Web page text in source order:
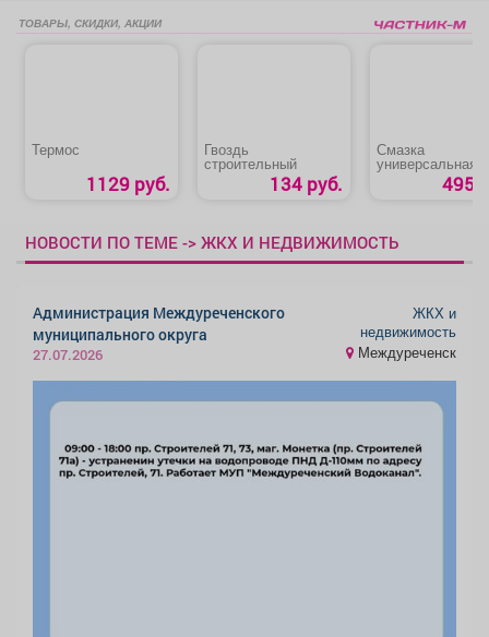
ТОВАРЫ, СКИДКИ, АКЦИИ
Термос
1129 руб.
Гвоздь
строительный
134 руб.
Смазка
универсальная
«Nanoprotech»
495
НОВОСТИ ПО ТЕМЕ -> ЖКХ И НЕДВИЖИМОСТЬ
Администрация Междуреченского
муниципального округа
27.07.2026
ЖКХ и
недвижимость
Междуреченск